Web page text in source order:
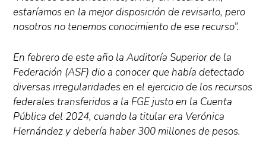
estaríamos en la mejor disposición de revisarlo, pero
nosotros no tenemos conocimiento de ese recurso”.
En febrero de este año la Auditoría Superior de la
Federación (ASF) dio a conocer que había detectado
diversas irregularidades en el ejercicio de los recursos
federales transferidos a la FGE justo en la Cuenta
Pública del 2024, cuando la titular era Verónica
Hernández y debería haber 300 millones de pesos.